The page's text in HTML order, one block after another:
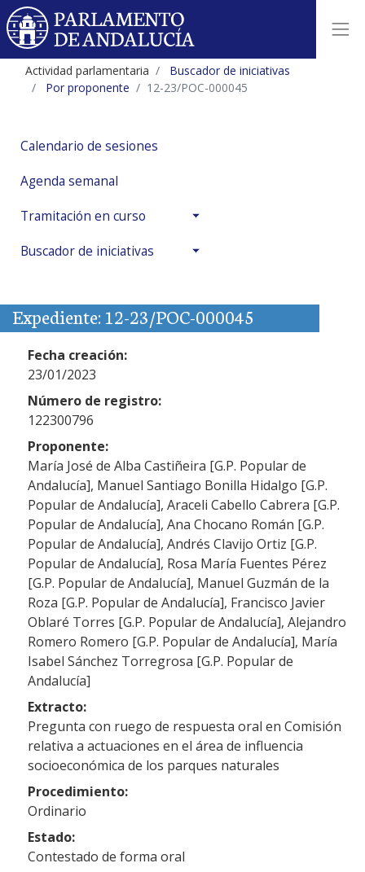
Actividad parlamentaria
Buscador de iniciativas
Por proponente
12-23/POC-000045
Calendario de sesiones
Agenda semanal
Tramitación en curso
Buscador de iniciativas
Expediente: 12-23/POC-000045
Fecha creación:
23/01/2023
Número de registro:
122300796
Proponente:
María José de Alba Castiñeira [G.P. Popular de
Andalucía], Manuel Santiago Bonilla Hidalgo [G.P.
Popular de Andalucía], Araceli Cabello Cabrera [G.P.
Popular de Andalucía], Ana Chocano Román [G.P.
Popular de Andalucía], Andrés Clavijo Ortiz [G.P.
Popular de Andalucía], Rosa María Fuentes Pérez
[G.P. Popular de Andalucía], Manuel Guzmán de la
Roza [G.P. Popular de Andalucía], Francisco Javier
Oblaré Torres [G.P. Popular de Andalucía], Alejandro
Romero Romero [G.P. Popular de Andalucía], María
Isabel Sánchez Torregrosa [G.P. Popular de
Andalucía]
Extracto:
Pregunta con ruego de respuesta oral en Comisión
relativa a actuaciones en el área de influencia
socioeconómica de los parques naturales
Procedimiento:
Ordinario
Estado:
Contestado de forma oral